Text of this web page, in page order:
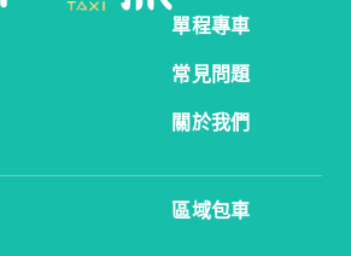
單程專車
常見問題
關於我們
區域包車